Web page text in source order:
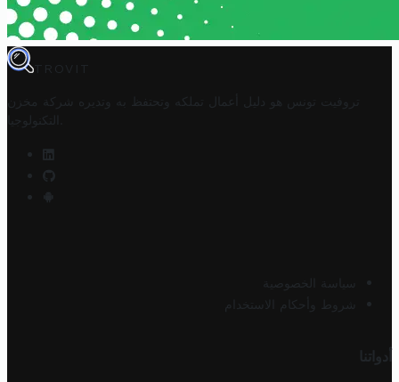
TROVIT
تروفيت تونس هو دليل أعمال تملكه وتحتفظ به وتديره
شركة مخزن
التكنولوجيا
سياسة الخصوصية
شروط وأحكام الاستخدام
أدواتنا